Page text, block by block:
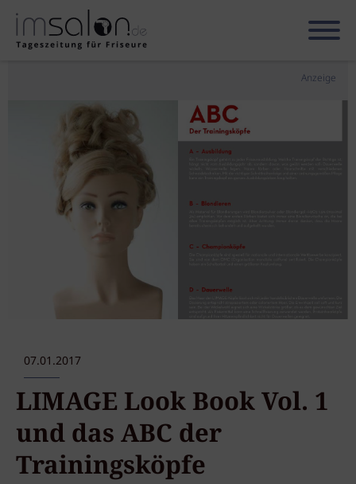
Anzeige
07.01.2017
LIMAGE Look Book Vol. 1
und das ABC der
Trainingsköpfe